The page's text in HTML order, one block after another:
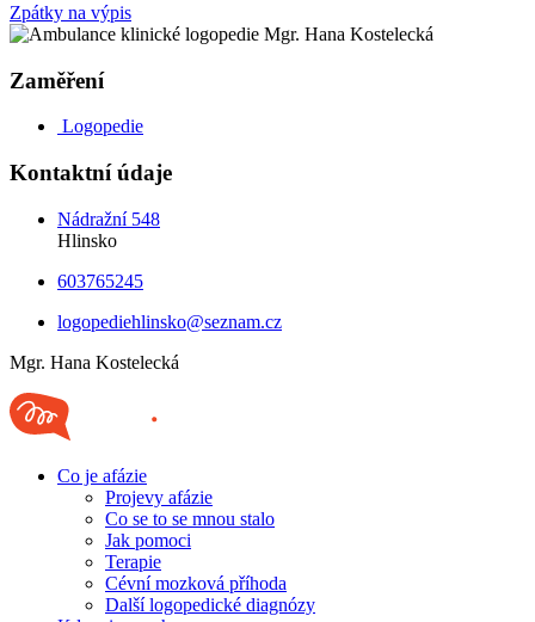
Zpátky na výpis
Zaměření
Logopedie
Kontaktní údaje
Nádražní 548
Hlinsko
603765245
logopediehlinsko@seznam.cz
Mgr. Hana Kostelecká
Co je afázie
Projevy afázie
Co se to se mnou stalo
Jak pomoci
Terapie
Cévní mozková příhoda
Další logopedické diagnózy